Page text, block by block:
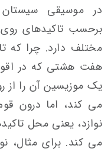
در موسیقی سیستان
برحسب تاکیدهای روی
مختلف دارد. چرا که
هفت هشتی که در
یک موزیسین آن را از
می کند، اما درون
نوازد، یعنی محل
می کند. برای مثال،